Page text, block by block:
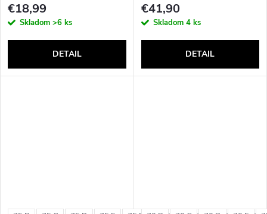
€18,99
Skladom >6 ks
DETAIL
€41,90
Skladom 4 ks
DETAIL